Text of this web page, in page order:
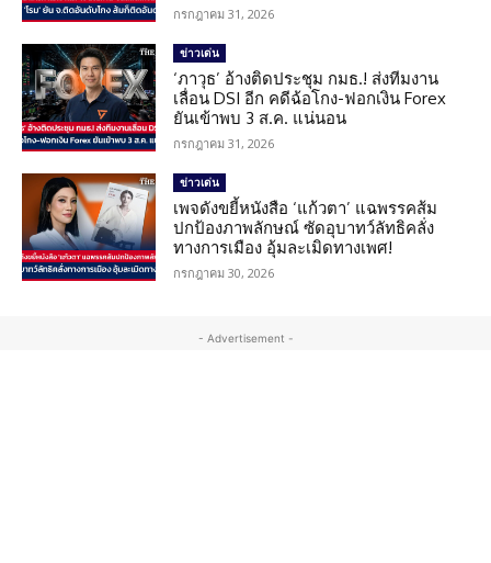
กรกฎาคม 31, 2026
ข่าวเด่น
‘ภาวุธ’ อ้างติดประชุม กมธ.! ส่งทีมงาน
เลื่อน DSI อีก คดีฉ้อโกง-ฟอกเงิน Forex
ยันเข้าพบ 3 ส.ค. แน่นอน
กรกฎาคม 31, 2026
ข่าวเด่น
เพจดังขยี้หนังสือ ‘แก้วตา’ แฉพรรคส้ม
ปกป้องภาพลักษณ์ ซัดอุบาทว์ลัทธิคลั่ง
ทางการเมือง อุ้มละเมิดทางเพศ!
กรกฎาคม 30, 2026
- Advertisement -